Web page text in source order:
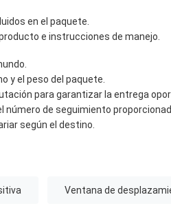
en el paquete.
e instrucciones de manejo.
y el peso del paquete.
para garantizar la entrega
de seguimiento
según el destino.
Ventana de